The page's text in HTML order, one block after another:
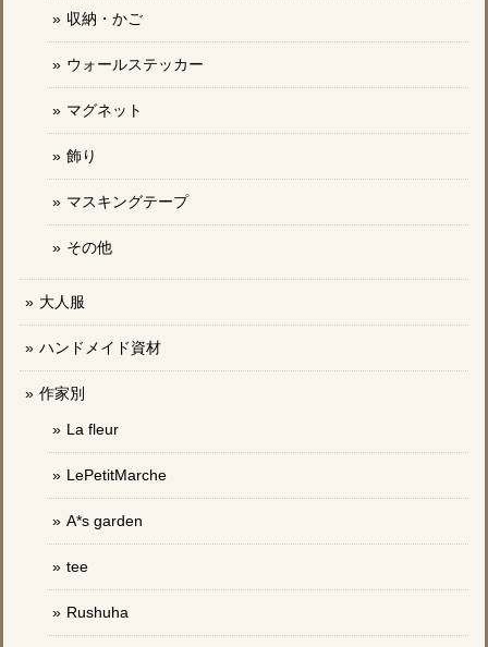
収納・かご
ウォールステッカー
マグネット
飾り
マスキングテープ
その他
大人服
ハンドメイド資材
作家別
La fleur
LePetitMarche
A*s garden
tee
Rushuha